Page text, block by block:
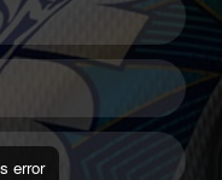
error